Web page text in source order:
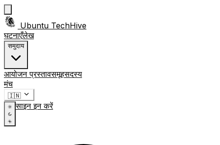
Ubuntu TechHive
घटनाएँलेख
समुदाय
आयोजन प्रस्तावसमूहसदस्य
मंच
🇮🇳
साइन इन करें